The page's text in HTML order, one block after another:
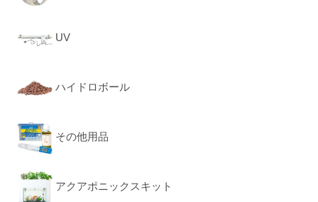
UV
ハイドロボール
その他用品
アクアポニックスキット